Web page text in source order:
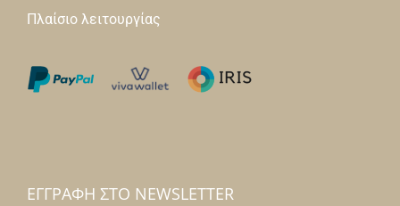
Πλαίσιο λειτουργίας
ΕΓΓΡΑΦΉ ΣΤΟ NEWSLETTER